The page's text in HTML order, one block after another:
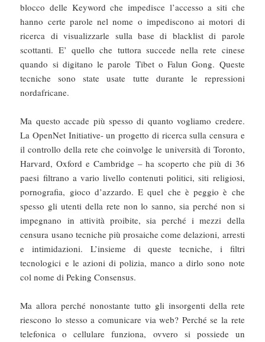
blocco delle Keyword che impedisce l’accesso a siti che
hanno certe parole nel nome o impediscono ai motori di
ricerca di visualizzarle sulla base di blacklist di parole
scottanti. E’ quello che tuttora succede nella rete cinese
quando si digitano le parole Tibet o Falun Gong. Queste
tecniche sono state usate tutte durante le repressioni
nordafricane.
Ma questo accade più spesso di quanto vogliamo credere.
La OpenNet Initiative- un progetto di ricerca sulla censura e
il controllo della rete che coinvolge le università di Toronto,
Harvard, Oxford e Cambridge – ha scoperto che più di 36
paesi filtrano a vario livello contenuti politici, siti religiosi,
pornografia, gioco d’azzardo. E quel che è peggio è che
spesso gli utenti della rete non lo sanno, sia perché non si
impegnano in attività proibite, sia perché i mezzi della
censura usano tecniche più prosaiche come delazioni, arresti
e intimidazioni. L’insieme di queste tecniche, i filtri
tecnologici e le azioni di polizia, manco a dirlo sono note
col nome di Peking Consensus.
Ma allora perché nonostante tutto gli insorgenti della rete
riescono lo stesso a comunicare via web? Perché se la rete
telefonica o cellulare funziona, ovvero si possiede un